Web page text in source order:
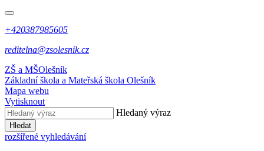
+420387985605
reditelna@zsolesnik.cz
ZŠ a MŠOlešník
Základní škola a Mateřská škola Olešník
Mapa webu
Vytisknout
Hledaný výraz
Hledat
rozšířené vyhledávání